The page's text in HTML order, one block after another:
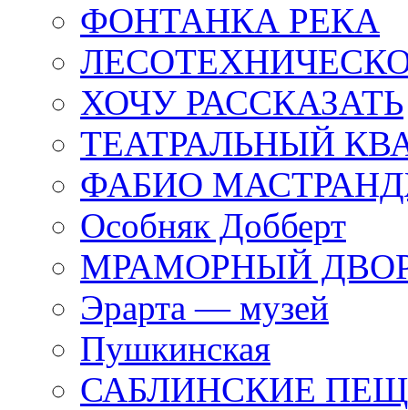
ФОНТАНКА РЕКА
ХОЧУ РАССКАЗАТЬ
ТЕАТРАЛЬНЫЙ
ФАБИО
Особняк Добберт
МРАМОРНЫЙ
Эрарта — музей
Пушкинская
САБЛИНСКИЕ